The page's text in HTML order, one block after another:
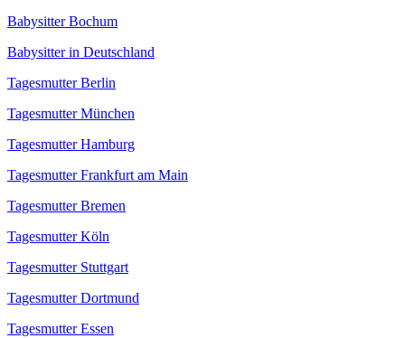
Babysitter Bochum
Babysitter in Deutschland
Tagesmutter Berlin
Tagesmutter München
Tagesmutter Hamburg
Tagesmutter Frankfurt am Main
Tagesmutter Bremen
Tagesmutter Köln
Tagesmutter Stuttgart
Tagesmutter Dortmund
Tagesmutter Essen